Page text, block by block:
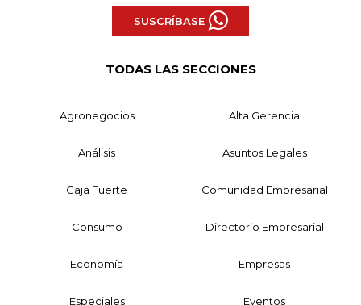
SUSCRÍBASE
TODAS LAS SECCIONES
Agronegocios Alta Gerencia
Análisis Asuntos Legales
Caja Fuerte Comunidad Empresarial
Consumo Directorio Empresarial
Economía Empresas
Especiales Eventos